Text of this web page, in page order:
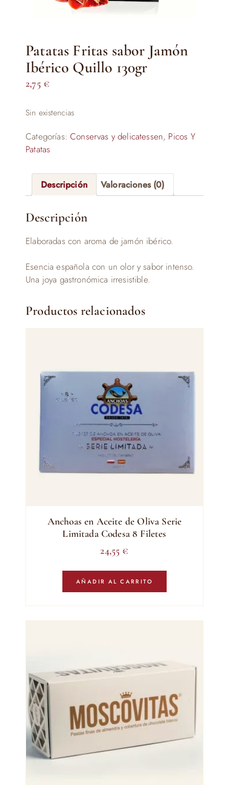
Patatas Fritas sabor Jamón
Ibérico Quillo 130gr
2,75 €
Sin existencias
Categorías:Conservas y delicatessen, Picos Y
Patatas
Descripción Valoraciones (0)
Descripción
Elaboradas con aroma de jamón ibérico.
Esencia española con un olor y sabor intenso.
Una joya gastronómica irresistible.
Productos relacionados
Anchoas en Aceite de Oliva Serie
Limitada Codesa 8 Filetes
24,55 €
AÑADIR AL CARRITO